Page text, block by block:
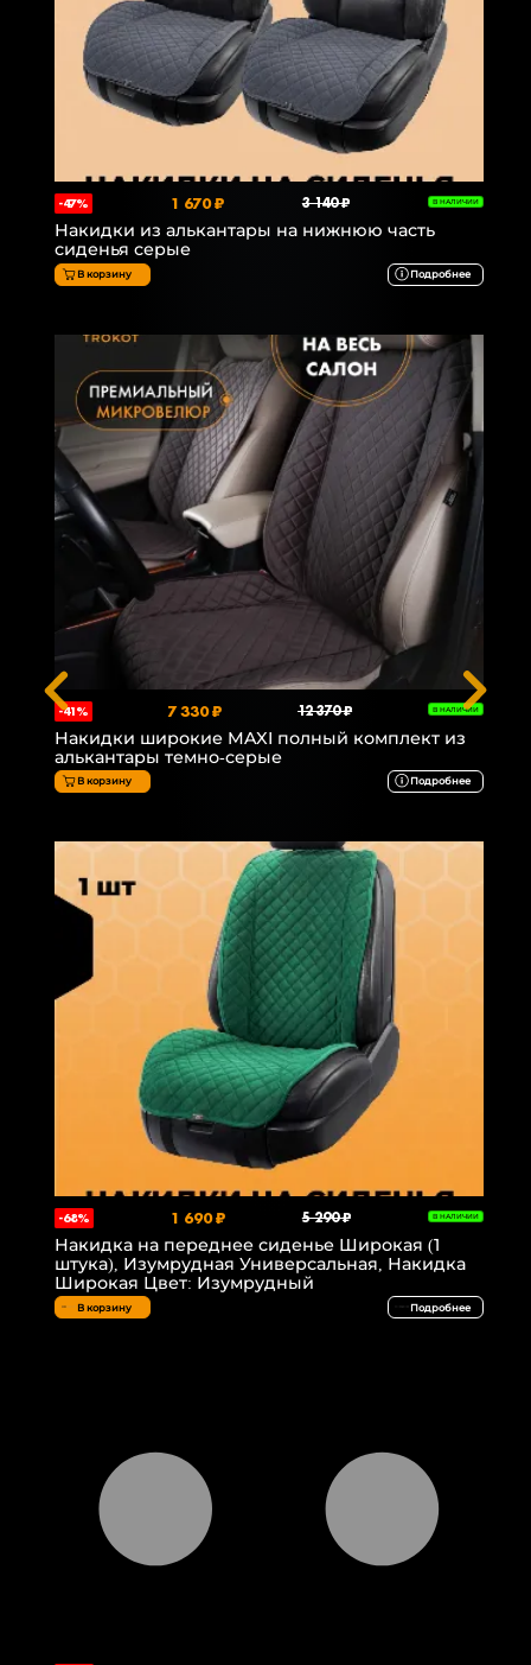
-47% 1 670 ₽ 3 140 ₽ В НАЛИЧИИ
Накидки из алькантары на нижнюю часть
сиденья серые
В корзину Подробнее
-41% 7 330 ₽ 12 370 ₽ В НАЛИЧИИ
Накидки широкие MAXI полный комплект из
алькантары темно-серые
В корзину Подробнее
-68% 1 690 ₽ 5 290 ₽ В НАЛИЧИИ
Накидка на переднее сиденье Широкая (1
штука), Изумрудная Универсальная, Накидка
Широкая Цвет: Изумрудный
В корзину Подробнее